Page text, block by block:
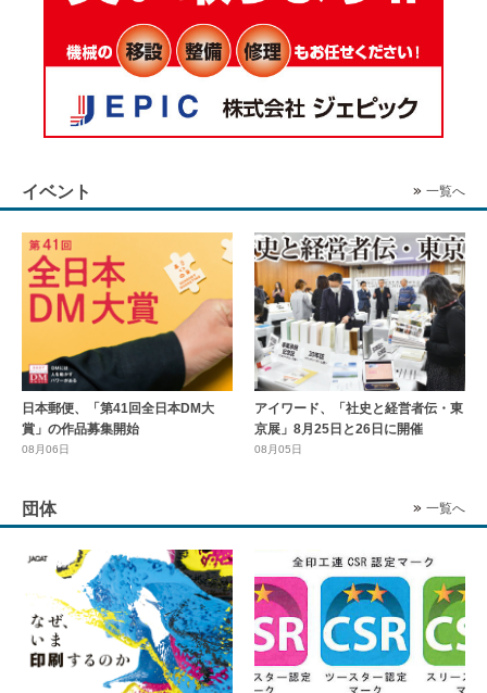
イベント 一覧へ
日本郵便、「第41回全日本DM大
賞」の作品募集開始
08月06日
アイワード、「社史と経営者伝・東
京展」8月25日と26日に開催
08月05日
団体 一覧へ